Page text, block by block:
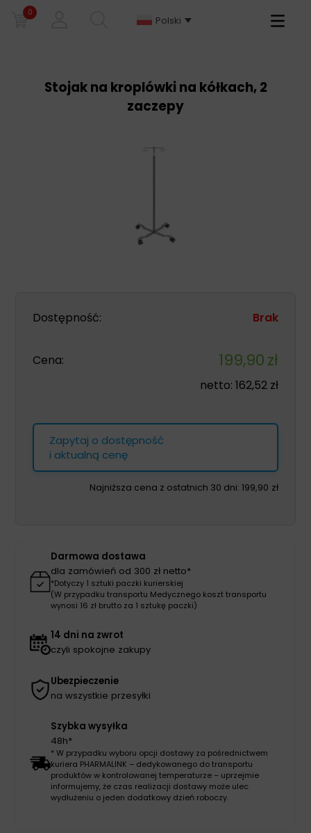
0
Polski
Primary
Stojak na kroplówki na kółkach, 2
zaczepy
Dostępność: Brak
Cena: 199,90zł
netto: 162,52 zł
Zapytaj o dostępność
i aktualną cenę
Najniższa cena z ostatnich 30 dni: 199,90 zł
Darmowa dostawa
dla zamówień od 300 zł netto*
*Dotyczy 1 sztuki paczki kurierskiej
(W przypadku transportu Medycznego koszt transportu
wynosi 16 zł brutto za 1 sztukę paczki)
14 dni na zwrot
czyli spokojne zakupy
Ubezpieczenie
na wszystkie przesyłki
Szybka wysyłka
48h*
* W przypadku wyboru opcji dostawy za pośrednictwem
kuriera PHARMALINK – dedykowanego do transportu
produktów w kontrolowanej temperaturze – uprzejmie
informujemy, że czas realizacji dostawy może ulec
wydłużeniu o jeden dodatkowy dzień roboczy.